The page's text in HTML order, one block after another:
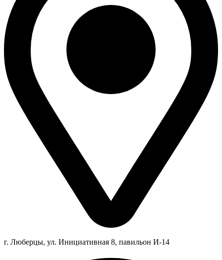
г. Люберцы, ул. Инициативная 8, павильон И-14